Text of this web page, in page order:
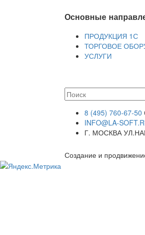
Основные
ПРОДУКЦИЯ 1С
ТОРГОВОЕ
УСЛУГИ
8 (495) 760-67-50
INFO@LA-
Г. МОСКВА
Создание и